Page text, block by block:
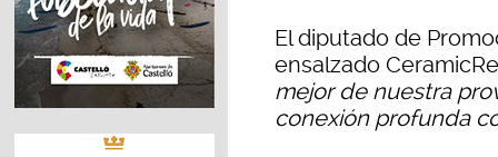
El diputado de
ensalzado
mejor de nuestra
conexión profunda